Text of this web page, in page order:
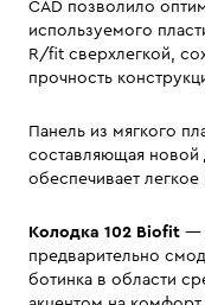
CAD позволило
используемого
R/fit сверхлегкой,
прочность
Панель из мягкого
составляющая новой
обеспечивает легкое
Колодка 102 Biofit —
предварительно
ботинка в области